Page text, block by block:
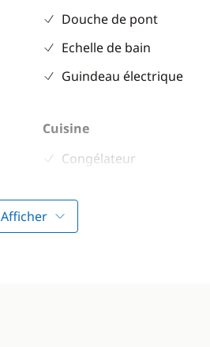
Douche de pont
Echelle de bain
Guindeau électrique
Cuisine
Congélateur
Réfrigérateur
Afficher